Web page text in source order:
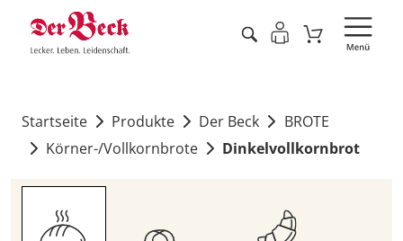
Startseite Produkte Der Beck
BROTE
Körner-/Vollkornbrote
Dinkelvollkornbrot